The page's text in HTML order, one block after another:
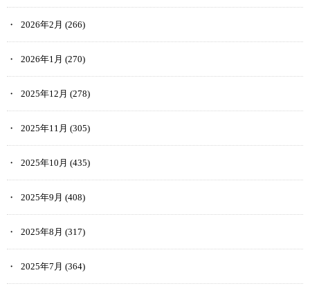
2026年2月 (266)
2026年1月 (270)
2025年12月 (278)
2025年11月 (305)
2025年10月 (435)
2025年9月 (408)
2025年8月 (317)
2025年7月 (364)